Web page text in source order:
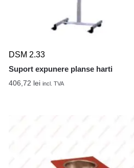
DSM 2.33
Suport expunere planse harti
406,72 lei incl. TVA